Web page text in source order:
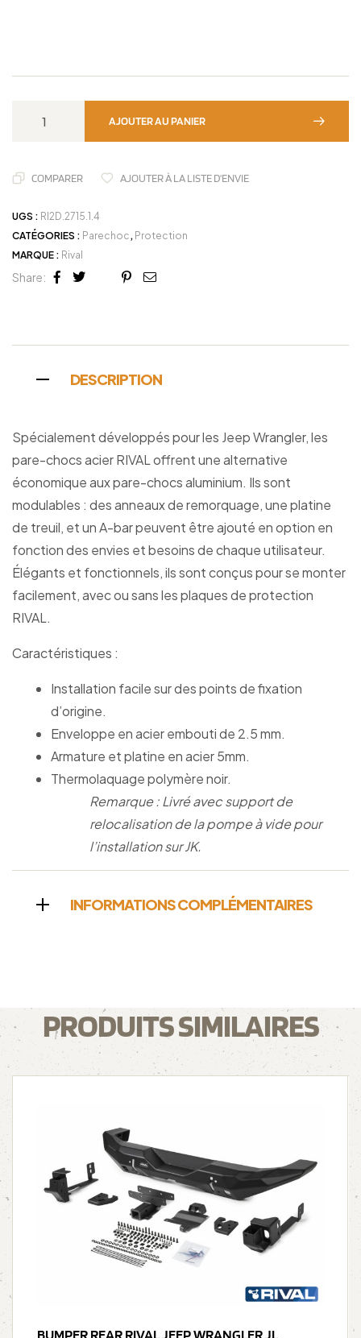
AJOUTER AU PANIER
COMPARER AJOUTER À LA LISTE D'ENVIE
UGS : RI2D.2715.1.4
CATÉGORIES : Parechoc, Protection
MARQUE : Rival
Share:
Facebook
TwitterLinkedin
Google+
Pinterest
Email
DESCRIPTION
Spécialement développés pour les Jeep Wrangler, les
pare-chocs acier RIVAL offrent une alternative
économique aux pare-chocs aluminium. Ils sont
modulables : des anneaux de remorquage, une platine
de treuil, et un A-bar peuvent être ajouté en option en
fonction des envies et besoins de chaque utilisateur.
Élégants et fonctionnels, ils sont conçus pour se monter
facilement, avec ou sans les plaques de protection
RIVAL.
Caractéristiques :
Installation facile sur des points de fixation
d’origine.
Enveloppe en acier embouti de 2.5 mm.
Armature et platine en acier 5mm.
Thermolaquage polymère noir.
Remarque : Livré avec support de
relocalisation de la pompe à vide pour
l’installation sur JK.
INFORMATIONS COMPLÉMENTAIRES
PRODUITS SIMILAIRES
BUMPER REAR RIVAL JEEP WRANGLER JL